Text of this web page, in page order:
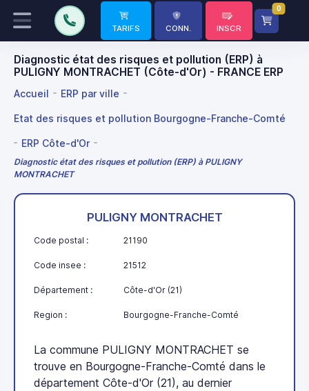
TARIFS CONN. INSCR
0
Diagnostic état des risques et pollution (ERP) à
PULIGNY MONTRACHET (Côte-d'Or) - FRANCE ERP
Accueil ERP par ville
Etat des risques et pollution Bourgogne-Franche-Comté
ERP Côte-d'Or
Diagnostic état des risques et pollution (ERP) à PULIGNY
MONTRACHET
PULIGNY MONTRACHET
Code postal : 21190
Code insee : 21512
Département : Côte-d'Or (21)
Region : Bourgogne-Franche-Comté
La commune PULIGNY MONTRACHET se
trouve en Bourgogne-Franche-Comté dans le
département Côte-d'Or (21), au dernier